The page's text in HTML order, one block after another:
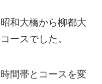
和大橋から柳都大
ースでした。
間帯とコースを変